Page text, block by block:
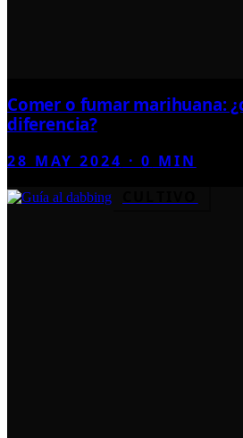
Comer o fumar marihuana:
diferencia?
28 MAY 2024 ·0 MIN